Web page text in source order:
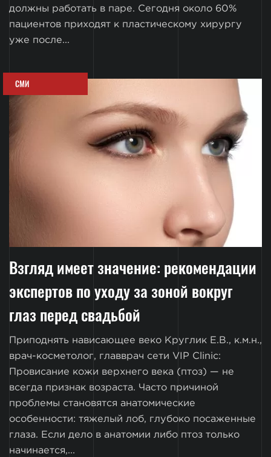
должны работать в паре. Сегодня около 60%
пациентов приходят к пластическому хирургу
уже после...
СМИ
Взгляд имеет значение: рекомендации
экспертов по уходу за зоной вокруг
глаз перед свадьбой
Приподнять нависающее веко Круглик Е.В., к.м.н.,
врач-косметолог, главврач сети VIP Clinic:
Провисание кожи верхнего века (птоз) — не
всегда признак возраста. Часто причиной
проблемы становятся анатомические
особенности: тяжелый лоб, глубоко посаженные
глаза. Если дело в анатомии либо птоз только
начинается,...